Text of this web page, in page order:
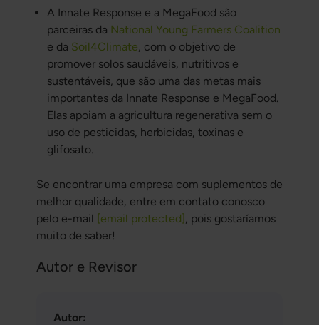
A Innate Response e a MegaFood são
parceiras da National Young Farmers Coalition
e da Soil4Climate, com o objetivo de
promover solos saudáveis, nutritivos e
sustentáveis, que são uma das metas mais
importantes da Innate Response e MegaFood.
Elas apoiam a agricultura regenerativa sem o
uso de pesticidas, herbicidas, toxinas e
glifosato.
Se encontrar uma empresa com suplementos de
melhor qualidade, entre em contato conosco
pelo e-mail [email protected] , pois gostaríamos
muito de saber!
Autor e Revisor
Autor: